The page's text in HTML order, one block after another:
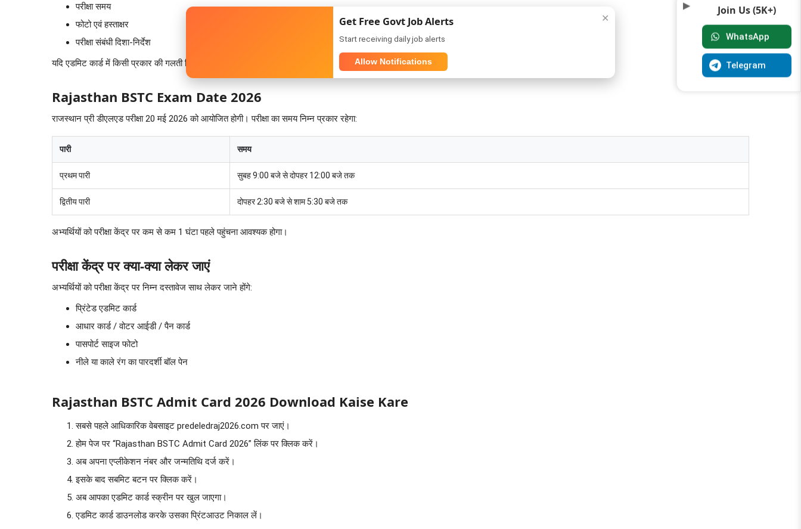
परीक्षा समय
फोटो एवं हस्ताक्षर
परीक्षा संबंधी दिशा-निर्देश
यदि एडमिट कार्ड में किसी प्रकार की गलती दिखाई देती है तो तुरंत संबंधित विभाग से संपर्क करें।
Rajasthan BSTC Exam Date 2026
राजस्थान प्री डीएलएड परीक्षा 20 मई 2026 को आयोजित होगी। परीक्षा का समय निम्न प्रकार रहेगा:
पारी समय
प्रथम पारी सुबह 9:00 बजे से दोपहर 12:00 बजे तक
द्वितीय पारी दोपहर 2:30 बजे से शाम 5:30 बजे तक
अभ्यर्थियों को परीक्षा केंद्र पर कम से कम 1 घंटा पहले पहुंचना आवश्यक होगा।
परीक्षा केंद्र पर क्या-क्या लेकर जाएं
अभ्यर्थियों को परीक्षा केंद्र पर निम्न दस्तावेज साथ लेकर जाने होंगे:
प्रिंटेड एडमिट कार्ड
आधार कार्ड / वोटर आईडी / पैन कार्ड
पासपोर्ट साइज फोटो
नीले या काले रंग का पारदर्शी बॉल पेन
Rajasthan BSTC Admit Card 2026 Download Kaise Kare
सबसे पहले आधिकारिक वेबसाइट predeledraj2026.com पर जाएं।
होम पेज पर “Rajasthan BSTC Admit Card 2026” लिंक पर क्लिक करें।
अब अपना एप्लीकेशन नंबर और जन्मतिथि दर्ज करें।
इसके बाद सबमिट बटन पर क्लिक करें।
अब आपका एडमिट कार्ड स्क्रीन पर खुल जाएगा।
एडमिट कार्ड डाउनलोड करके उसका प्रिंटआउट निकाल लें।
Join Us (5K+)
WhatsApp
Telegram
✕
Get Free Govt Job Alerts
Start receiving daily job alerts
Allow Notifications